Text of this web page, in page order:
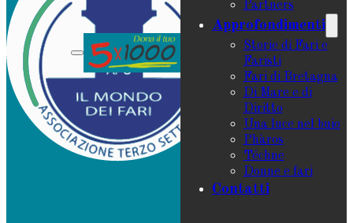
Partners
Approfondimenti
Storie di Fari e
Faristi
Fari di Bretagna
Di Mare e di
Diritto
Una luce nel buio
Phàros
Téchne
Donne e fari
Contatti